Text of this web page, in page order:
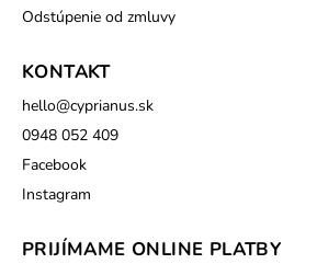
Odstúpenie od zmluvy
KONTAKT
hello@cyprianus.sk
0948 052 409
Facebook
Instagram
PRIJÍMAME ONLINE PLATBY